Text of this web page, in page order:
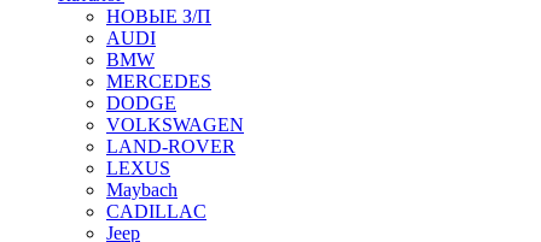
НОВЫЕ З/П
AUDI
BMW
MERCEDES
DODGE
VOLKSWAGEN
LAND-ROVER
LEXUS
Maybach
CADILLAC
Jeep